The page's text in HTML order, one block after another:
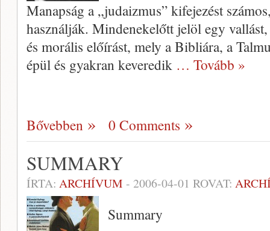
Manapság a „judaiz­mus” kifejezést
használják. Mindenekelőtt jelöl egy
és morális előírást, mely a Bibliára, a
épül és gyakran keveredik … Tovább »
Bővebben 0 Comments
SUMMARY
ÍRTA: ARCHÍVUM - 2006-04-01 ROVAT:
Summary